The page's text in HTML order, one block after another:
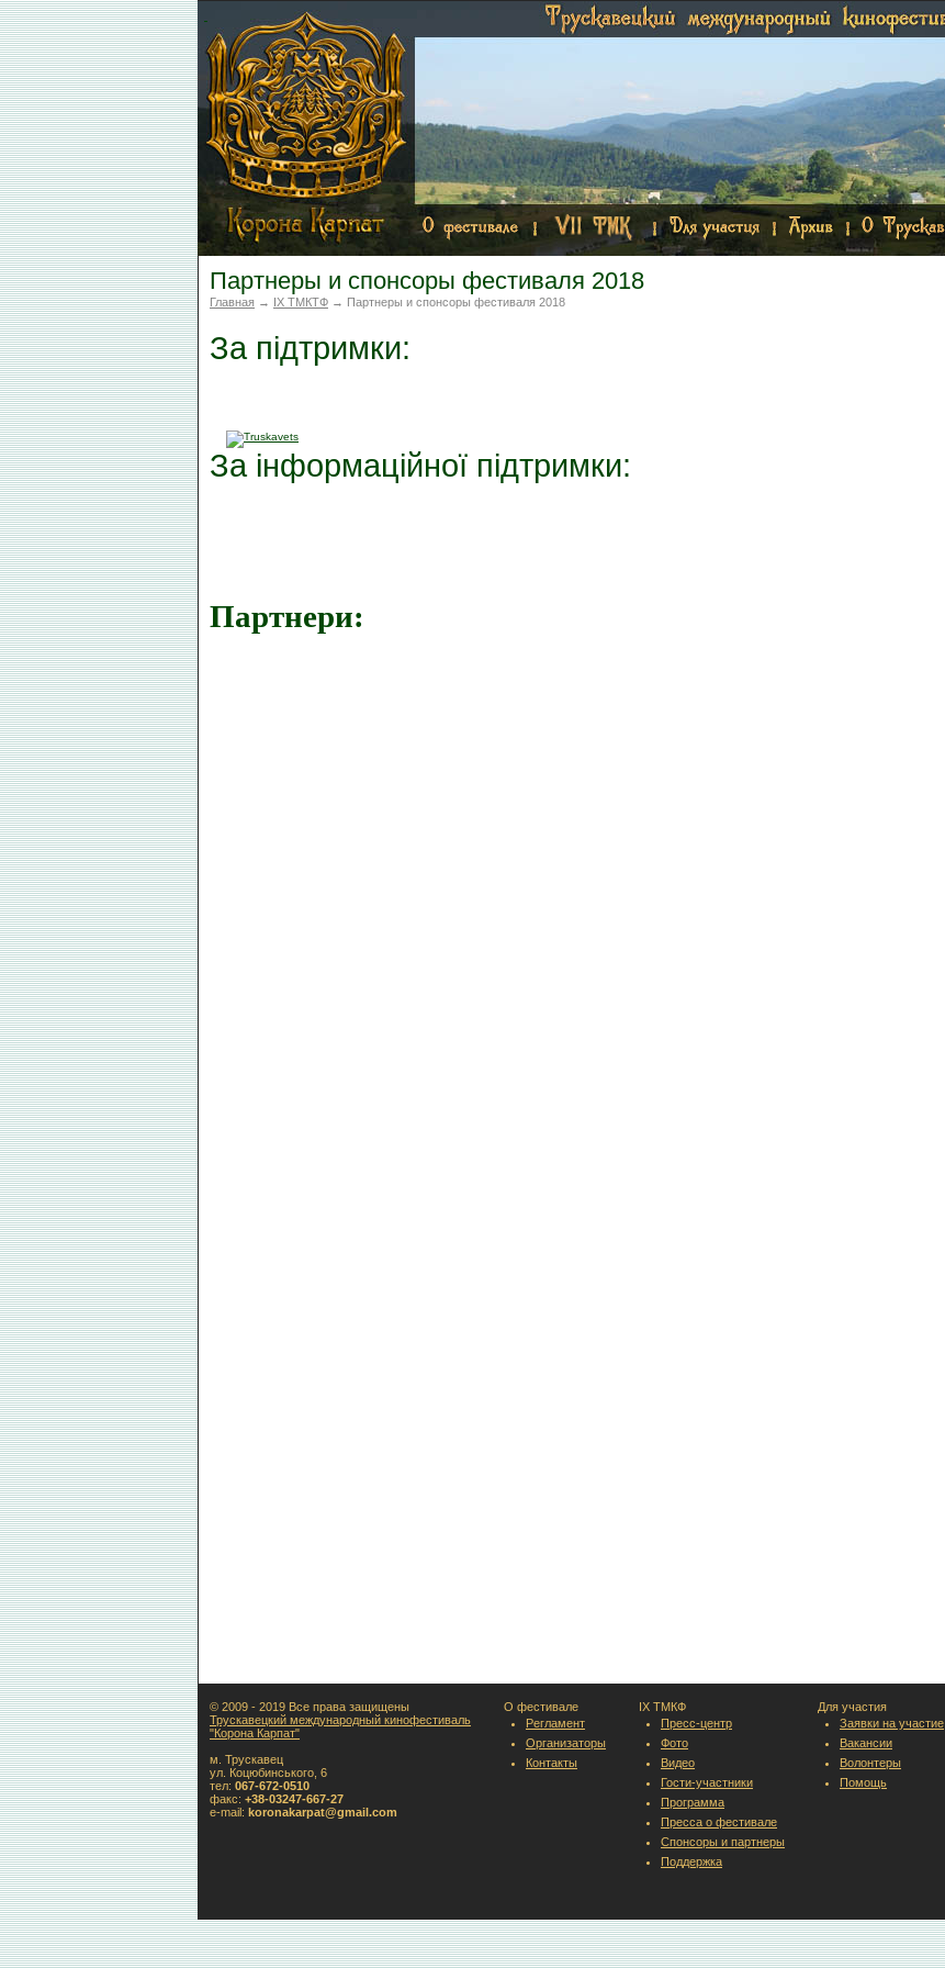
Партнеры и спонсоры фестиваля 2018
Главная → IX ТМКТФ → Партнеры и спонсоры фестиваля 2018
За підтримки:
За інформаційної підтримки:
Партнери:
© 2009 - 2019 Все права защищены
Трускавецкий международный кинофестиваль
"Корона Карпат"
м. Трускавец
ул. Коцюбинського, 6
тел: 067-672-0510
факс: +38-03247-667-27
e-mail: koronakarpat@gmail.com
О фестивале
Регламент
Организаторы
Контакты
IX ТМКФ
Пресс-центр
Фото
Видео
Гости-участники
Программа
Пресса о фестивале
Спонсоры и партнеры
Поддержка
Для участия
Заявки на участие
Вакансии
Волонтеры
Помощь